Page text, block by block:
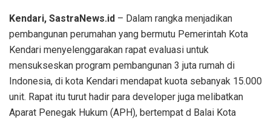
Kendari, SastraNews.id – Dalam rangka menjadikan
pembangunan perumahan yang bermutu Pemerintah Kota
Kendari menyelenggarakan rapat evaluasi untuk
mensukseskan program pembangunan 3 juta rumah di
Indonesia, di kota Kendari mendapat kuota sebanyak 15.000
unit. Rapat itu turut hadir para developer juga melibatkan
Aparat Penegak Hukum (APH), bertempat d Balai Kota